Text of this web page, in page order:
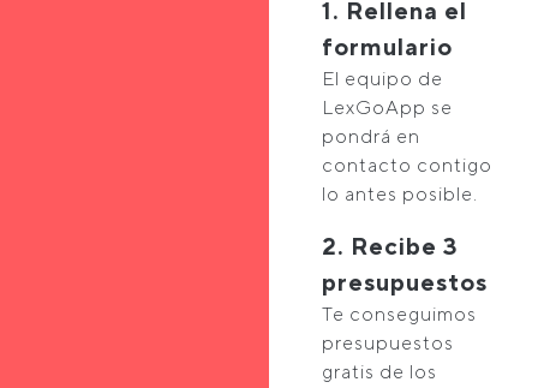
1. Rellena el
formulario
El equipo de
LexGoApp se
pondrá en
contacto contigo
lo antes posible.
2. Recibe 3
presupuestos
Te conseguimos
presupuestos
gratis de los